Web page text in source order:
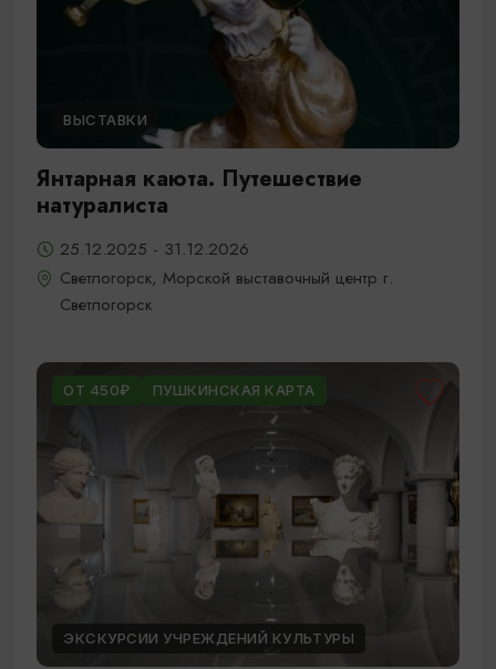
ВЫСТАВКИ
Янтарная каюта. Путешествие
натуралиста
25.12.2025 - 31.12.2026
Светлогорск, Морской выставочный центр г.
Светлогорск
ОТ 450₽ ПУШКИНСКАЯ КАРТА
ЭКСКУРСИИ УЧРЕЖДЕНИЙ КУЛЬТУРЫ